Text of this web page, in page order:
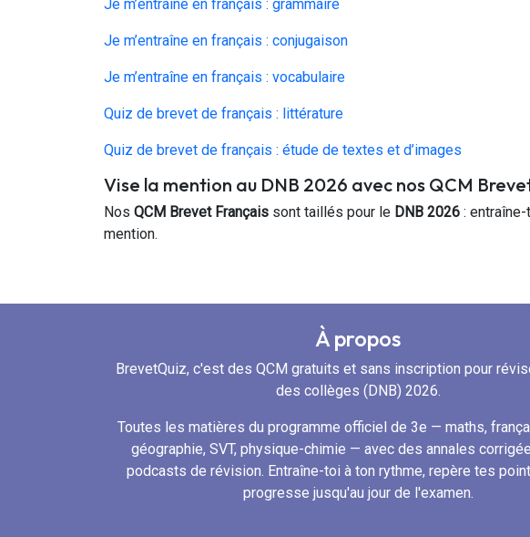
Je m’entraîne en français : grammaire
Je m’entraîne en français : conjugaison
Je m’entraîne en français : vocabulaire
Quiz de brevet de français : littérature
Quiz de brevet de français : étude de textes et d’images
Vise la mention au DNB 2026 avec nos QCM
Nos QCM Brevet Français sont taillés pour le DNB 2026 :
mention.
À propos
BrevetQuiz, c'est des QCM gratuits et sans inscription pour
des collèges (DNB) 2026.
Toutes les matières du programme officiel de 3e — maths,
géographie, SVT, physique-chimie — avec des annales
podcasts de révision. Entraîne-toi à ton rythme, repère tes
progresse jusqu'au jour de l'examen.